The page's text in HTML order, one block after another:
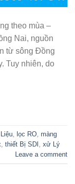
theo mùa –
Nai, nguồn
từ sông Đồng
Tuy nhiên, do
lọc RO màng
thiết Bị SDI xử Lý
Leave a comment